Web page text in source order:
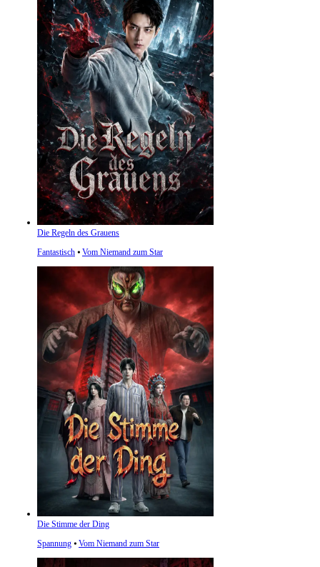
Die Regeln des Grauens
Fantastisch ⦁ Vom Niemand zum Star
Die Stimme der Ding
Spannung ⦁ Vom Niemand zum Star